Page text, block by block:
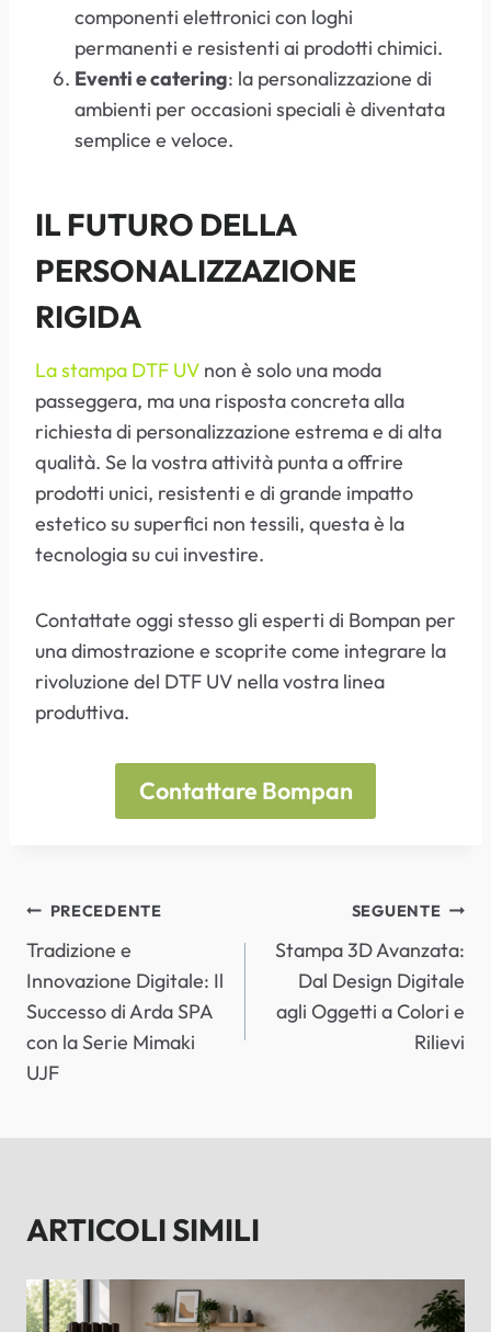
componenti elettronici con loghi
permanenti e resistenti ai prodotti chimici.
Eventi e catering: la personalizzazione di
ambienti per occasioni speciali è diventata
semplice e veloce.
IL FUTURO DELLA
PERSONALIZZAZIONE
RIGIDA
La stampa DTF UV non è solo una moda
passeggera, ma una risposta concreta alla
richiesta di personalizzazione estrema e di alta
qualità. Se la vostra attività punta a offrire
prodotti unici, resistenti e di grande impatto
estetico su superfici non tessili, questa è la
tecnologia su cui investire.
Contattate oggi stesso gli esperti di Bompan per
una dimostrazione e scoprite come integrare la
rivoluzione del DTF UV nella vostra linea
produttiva.
Contattare Bompan
NAVIGAZIONE
ARTICOLI
PRECEDENTE
Tradizione e
Innovazione Digitale: Il
Successo di Arda SPA
con la Serie Mimaki
UJF
SEGUENTE
Stampa 3D Avanzata:
Dal Design Digitale
agli Oggetti a Colori e
Rilievi
ARTICOLI SIMILI